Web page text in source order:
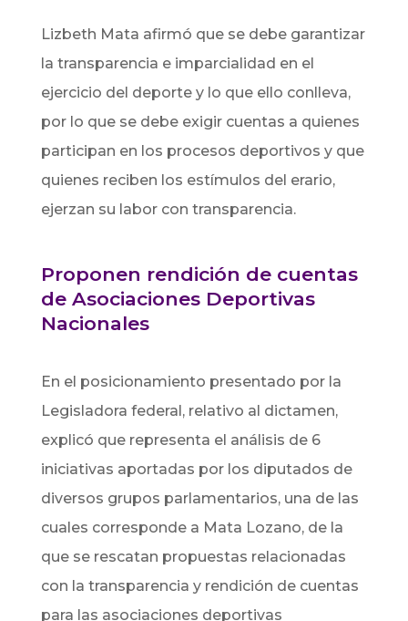
Lizbeth Mata afirmó que se debe garantizar
la transparencia e imparcialidad en el
ejercicio del deporte y lo que ello conlleva,
por lo que se debe exigir cuentas a quienes
participan en los procesos deportivos y que
quienes reciben los estímulos del erario,
ejerzan su labor con transparencia.
Proponen rendición de cuentas
de Asociaciones Deportivas
Nacionales
En el posicionamiento presentado por la
Legisladora federal, relativo al dictamen,
explicó que representa el análisis de 6
iniciativas aportadas por los diputados de
diversos grupos parlamentarios, una de las
cuales corresponde a Mata Lozano, de la
que se rescatan propuestas relacionadas
con la transparencia y rendición de cuentas
para las asociaciones deportivas